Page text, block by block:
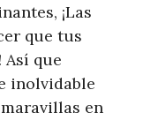
¡Las
que tus
que
inolvidable
en